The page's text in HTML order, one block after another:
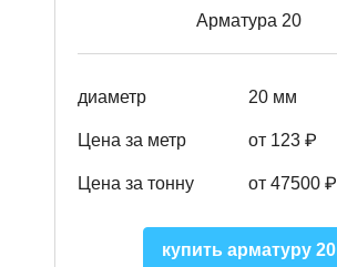
Арматура 20
диаметр 20 мм
Цена за метр от 123 ₽
Цена за тонну от 47500 ₽
купить арматуру 20